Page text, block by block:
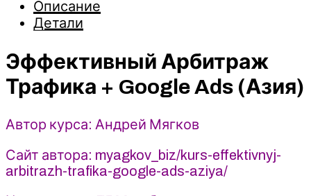
Google
(Азия)
-
Андрей
Описание
Детали
Эффективный Арбитраж
Трафика + Google Ads (Азия)
Автор курса: Андрей Мягков
Сайт автора: myagkov_biz/kurs-effektivnyj-
arbitrazh-trafika-google-ads-aziya/